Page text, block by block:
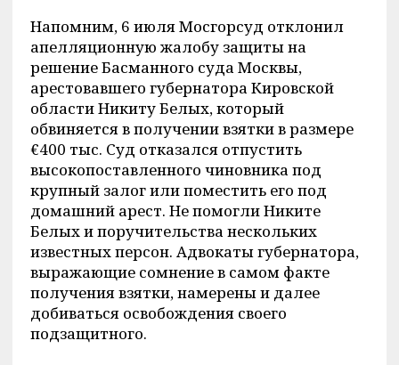
Напомним, 6 июля Мосгорсуд отклонил
апелляционную жалобу защиты на
решение Басманного суда Москвы,
арестовавшего губернатора Кировской
области Никиту Белых, который
обвиняется в получении взятки в размере
€400 тыс. Суд отказался отпустить
высокопоставленного чиновника под
крупный залог или поместить его под
домашний арест. Не помогли Никите
Белых и поручительства нескольких
известных персон. Адвокаты губернатора,
выражающие сомнение в самом факте
получения взятки, намерены и далее
добиваться освобождения своего
подзащитного.